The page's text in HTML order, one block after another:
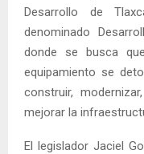
Desarrollo de
denominado
donde se busca
equipamiento se
construir,
mejorar la
El legislador Jaciel